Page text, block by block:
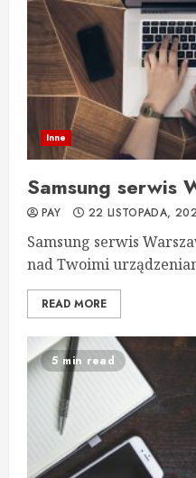
Inne
Samsung serwis
PAY 22 LISTOPADA,
Samsung serwis
nad Twoimi
READ MORE
5 min read